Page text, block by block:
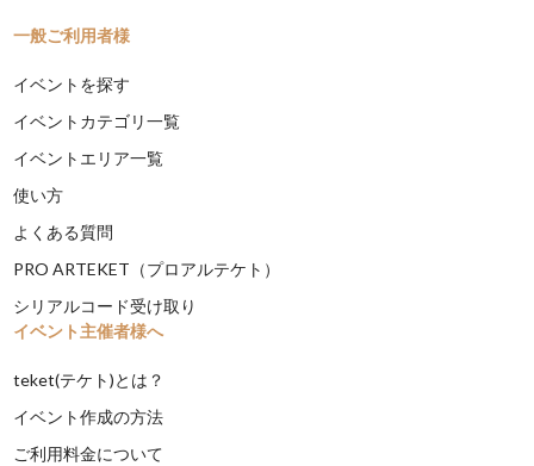
一般ご利用者様
イベントを探す
イベントカテゴリ一覧
イベントエリア一覧
使い方
よくある質問
PRO ARTEKET（プロアルテケト）
シリアルコード受け取り
イベント主催者様へ
teket(テケト)とは？
イベント作成の方法
ご利用料金について